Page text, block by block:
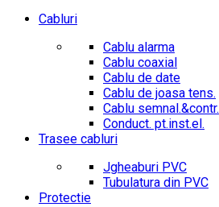
Cabluri
Cablu alarma
Cablu coaxial
Cablu de date
Cablu de joasa tens.
Cablu semnal.&contr.
Conduct. pt.inst.el.
Trasee cabluri
Jgheaburi PVC
Tubulatura din PVC
Protectie